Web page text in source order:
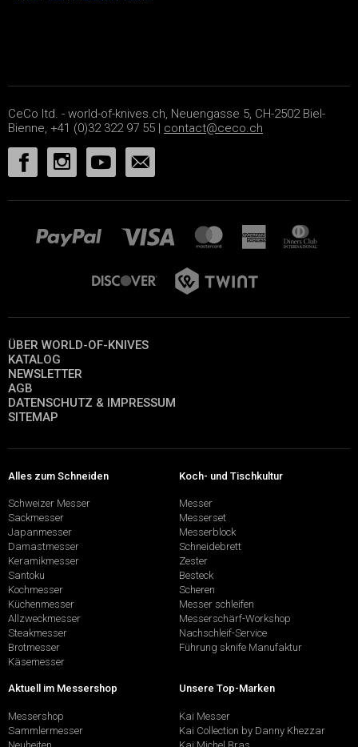
CeCo ltd. - world-of-knives.ch, Neuengasse 5, CH-2502 Biel-
Bienne, +41 (0)32 322 97 55 | contact@ceco.ch
ÜBER WORLD-OF-KNIVES
KATALOG
NEWSLETTER
AGB
DATENSCHUTZ & IMPRESSUM
SITEMAP
Alles zum Schneiden
Schweizer Messer
Sackmesser
Japanmesser
Damastmesser
Keramikmesser
Santoku
Kochmesser
Küchenmesser
Allzweckmesser
Steakmesser
Brotmesser
Käsemesser
Koch- und Tischkultur
Messer
Messerset
Messerblock
Schneidebrett
Zester
Besteck
Scheren
Messer schleifen
Messerschärf-Workshop
Nachschleif-Service
Führung sknife Manufaktur
Aktuell im Messershop
Messershop
Sammlermesser
Unsere Top-Marken
Kai Messer
Kai Collection by Danny Khezzar